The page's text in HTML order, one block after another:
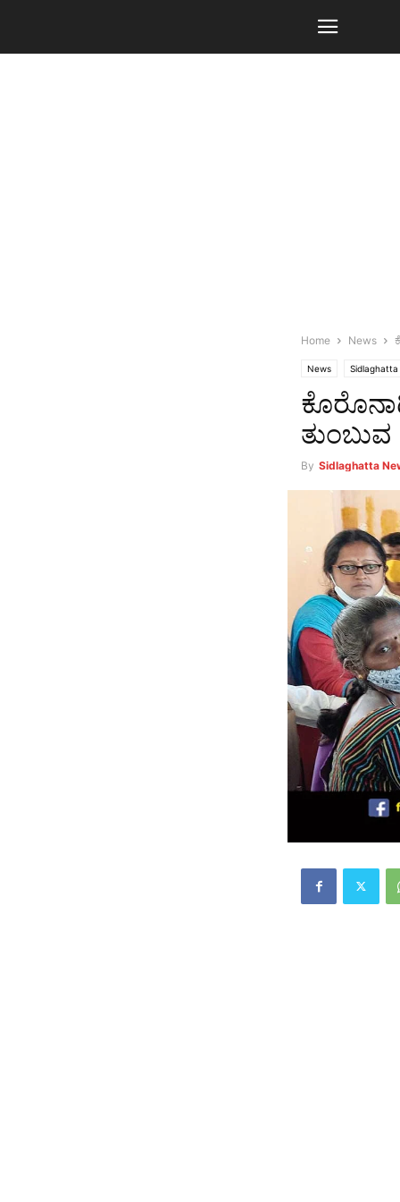
Home News
News Sidlaghatta
By Sidlaghatta